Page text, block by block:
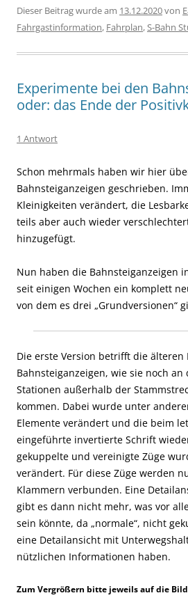
Dieser Beitrag wurde am 13.12.2020von
Fahrgastinformation, Fahrplan,S-Bahn
Experimente bei den
oder: das Ende der
1 Antwort
Schon mehrmals haben wir hier
Bahnsteiganzeigen geschrieben.
Kleinigkeiten verändert, die
teils aber auch wieder
hinzugefügt.
Nun haben die Bahnsteiganzeigen
seit einigen Wochen ein komplett
von dem es drei „Grundversionen“
Die erste Version betrifft die älteren
Bahnsteiganzeigen, wie sie noch an
Stationen außerhalb der
kommen. Dabei wurde unter
Elemente verändert und die beim
eingeführte invertierte Schrift
gekuppelte und vereinigte Züge
verändert. Für diese Züge werden
Klammern verbunden. Eine
gibt es dann nicht mehr, was vor
sein könnte, da „normale“, nicht
eine Detailansicht mit
nützlichen Informationen haben.
Zum Vergrößern bitte jeweils auf die